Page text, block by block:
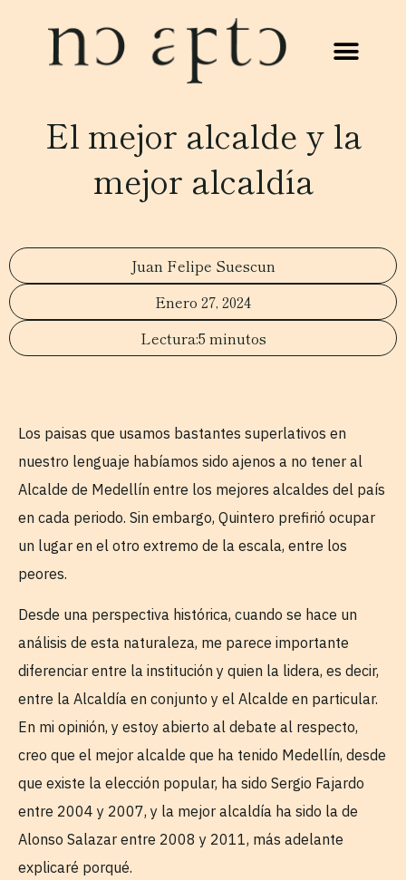
El mejor alcalde y la
mejor alcaldía
Juan Felipe Suescun
Enero 27, 2024
5 minutos
Los paisas que usamos bastantes superlativos en
nuestro lenguaje habíamos sido ajenos a no tener al
Alcalde de Medellín entre los mejores alcaldes del país
en cada periodo. Sin embargo, Quintero prefirió ocupar
un lugar en el otro extremo de la escala, entre los
peores.
Desde una perspectiva histórica, cuando se hace un
análisis de esta naturaleza, me parece importante
diferenciar entre la institución y quien la lidera, es decir,
entre la Alcaldía en conjunto y el Alcalde en particular.
En mi opinión, y estoy abierto al debate al respecto,
creo que el mejor alcalde que ha tenido Medellín, desde
que existe la elección popular, ha sido Sergio Fajardo
entre 2004 y 2007, y la mejor alcaldía ha sido la de
Alonso Salazar entre 2008 y 2011, más adelante
explicaré porqué.